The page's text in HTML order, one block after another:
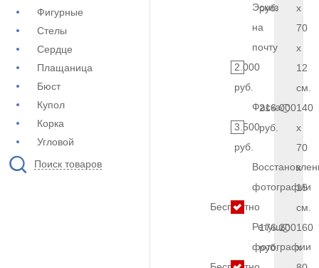
Фигурные
Стелы
Сердце
Плащаница
Бюст
Купол
Корка
Угловой
Поиск товаров
Эскиз
на
почту
2.000
руб.
Фаска
3.500
руб.
фотографии
Бесплатно
Ретушь
фотографии
руб.
x
70
x
12
см.
216.000
руб.
140
x
70
x
15
см.
176.200
руб.
160
x